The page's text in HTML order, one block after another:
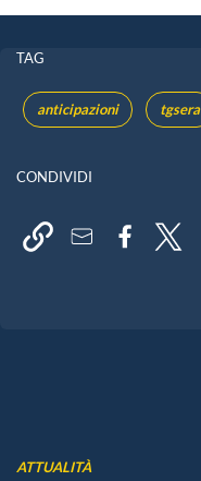
TAG
anticipazioni tgsera
CONDIVIDI
ATTUALITÀ